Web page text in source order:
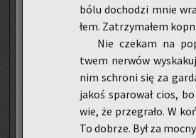
bólu do­cho­dzi mnie
łem. Za­trzy­ma­łem
Nie cze­kam na
twem ner­wów
nim schro­ni się za
jakoś spa­ro­wał cios,
wie, że prze­gra­ło. W
To do­brze. Był za mocny.